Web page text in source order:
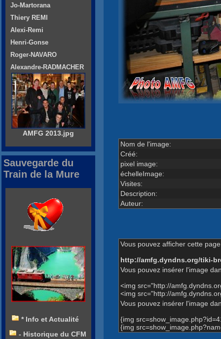
Nom de l'image:
Créé:
pixel image:
échelleImage:
Visites:
Description:
Auteur:
Vous pouvez afficher cette
http://amfg.dyndns.org/tiki-
Vous pouvez insérer l'image
<img src="http://
<img src="http://
Vous pouvez insérer l'image
{img
{img
Jo-Martorana
Thiery REMI
Alexi-Remi
Henri-Gonse
Roger-NAVARO
Alexandre-RADMACHER
AMFG 2013.jpg
Sauvegarde du
Train de la Mure
* Info et Actualité
- Historique du CFM